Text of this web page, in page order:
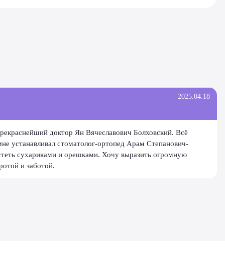
2025.04.18
доктор Ян Вячеславович Болховский. Всё
устанавливал стоматолог-ортопед Арам Степанович-
сухариками и орешками. Хочу выразить огромную
и заботой.